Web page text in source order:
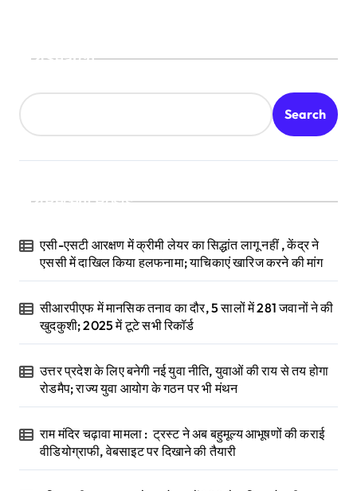
Search
Search
Recent Posts
एसी-एसटी आरक्षण में क्रीमी लेयर का सिद्धांत लागू नहीं , केंद्र ने
एससी में दाखिल किया हलफनामा; याचिकाएं खारिज करने की मांग
सीआरपीएफ में मानसिक तनाव का दौर, 5 सालों में 281 जवानों ने की
खुदकुशी; 2025 में टूटे सभी रिकॉर्ड
उत्तर प्रदेश के लिए बनेगी नई युवा नीति, युवाओं की राय से तय होगा
रोडमैप; राज्य युवा आयोग के गठन पर भी मंथन
राम मंदिर चढ़ावा मामला : ट्रस्ट ने अब बहुमूल्य आभूषणों की कराई
वीडियोग्राफी, वेबसाइट पर दिखाने की तैयारी